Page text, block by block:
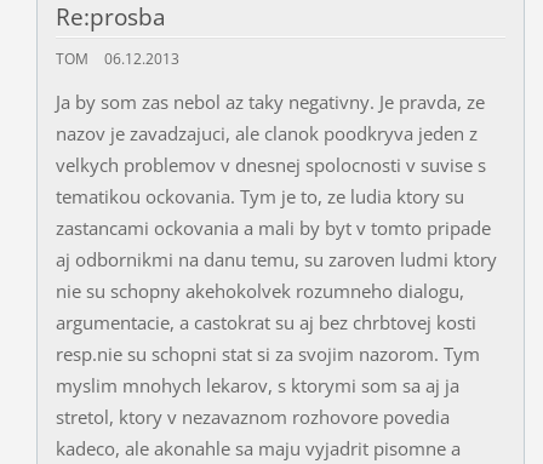
Re:prosba
TOM 06.12.2013
Ja by som zas nebol az taky negativny. Je pravda, ze
nazov je zavadzajuci, ale clanok poodkryva jeden z
velkych problemov v dnesnej spolocnosti v suvise s
tematikou ockovania. Tym je to, ze ludia ktory su
zastancami ockovania a mali by byt v tomto pripade
aj odbornikmi na danu temu, su zaroven ludmi ktory
nie su schopny akehokolvek rozumneho dialogu,
argumentacie, a castokrat su aj bez chrbtovej kosti
resp.nie su schopni stat si za svojim nazorom. Tym
myslim mnohych lekarov, s ktorymi som sa aj ja
stretol, ktory v nezavaznom rozhovore povedia
kadeco, ale akonahle sa maju vyjadrit pisomne a